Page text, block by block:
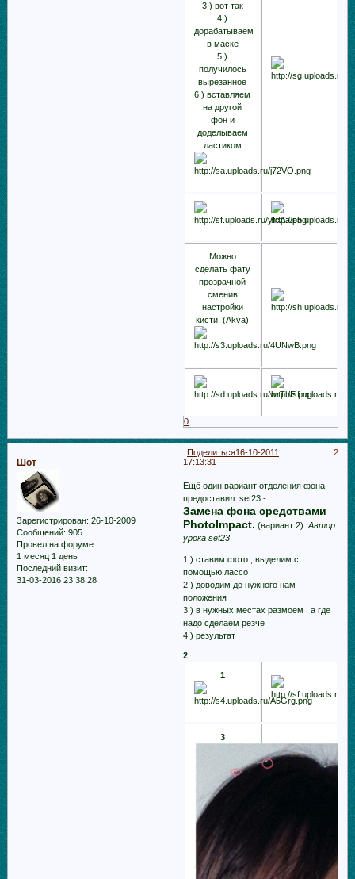
3 ) вот так
4 )
дорабатываем
в маске
5 )
получилось
вырезанное
6 ) вставляем
на другой
фон и
доделываем
ластиком
Можно
сделать фату
прозрачной
сменив
настройки
кисти. (Akva)
0
Поделиться 2
16-10-2011
17:13:31
Шот
Зарегистрирован: 26-10-2009
Сообщений: 905
Провел на форуме:
1 месяц 1 день
Последний визит:
31-03-2016 23:38:28
Ещё один вариант отделения фона
предоставил set23 -
Замена фона средствами
PhotoImpact. (вариант 2) Автор
урока set23
1 ) ставим фото , выделим с
помощью лассо
2 ) доводим до нужного нам
положения
3 ) в нужных местах размоем , а где
надо сделаем резче
4 ) результат
2
1
3